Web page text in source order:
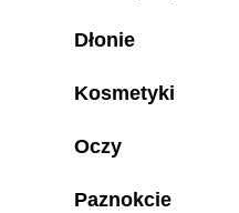
Dłonie
Kosmetyki
Oczy
Paznokcie